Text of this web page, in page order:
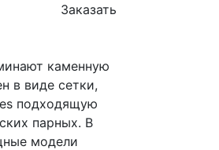
Заказать
каменную
в виде сетки,
подходящую
парных. В
модели